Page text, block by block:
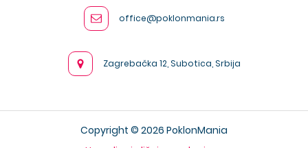
office@poklonmania.rs
Zagrebačka 12, Subotica, Srbija
Copyright © 2026 PoklonMania